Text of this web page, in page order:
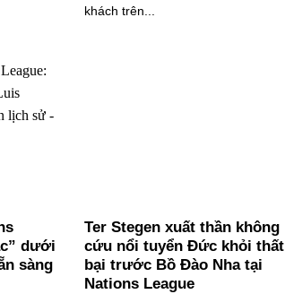
khách trên...
dưới
sàng
Ter Stegen xuất thần không
cứu nổi tuyển Đức khỏi thất
bại trước Bồ Đào Nha tại
Nations League